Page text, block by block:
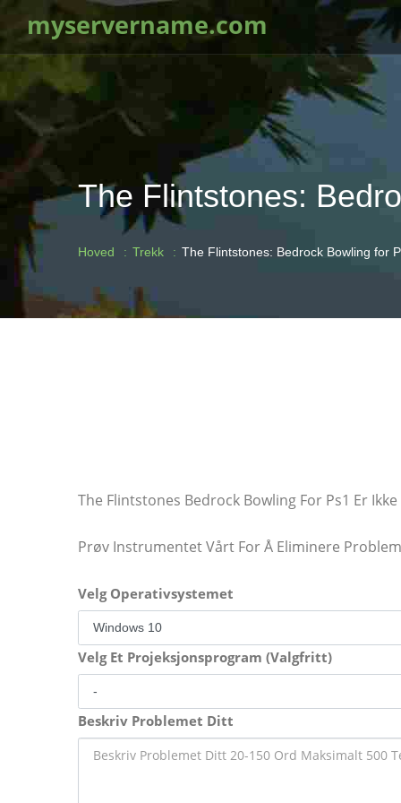
myservername.com
The Flintstones:
Hoved Trekk The Flintstones: Bedrock Bowling for
The Flintstones Bedrock Bowling For Ps1 Er
Prøv Instrumentet Vårt For Å Eliminere
Velg Operativsystemet
Velg Et Projeksjonsprogram (Valgfritt)
Beskriv Problemet Ditt